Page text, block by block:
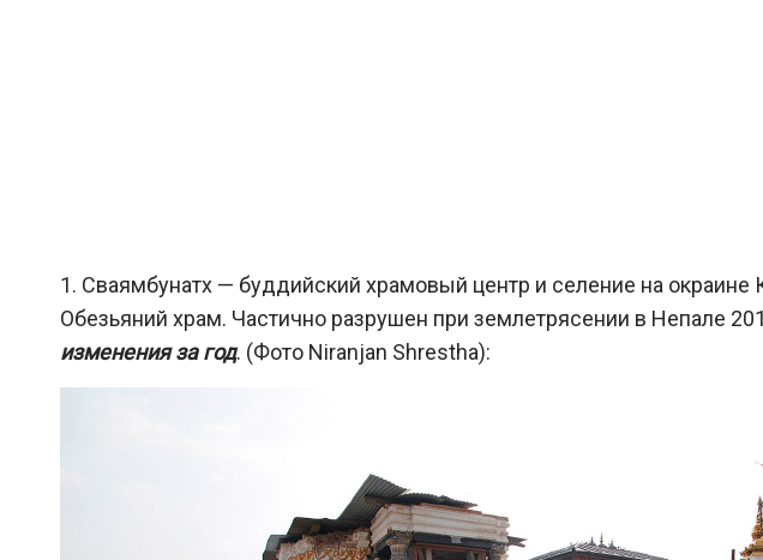
1. Сваямбунатх — буддийский храмовый центр и селение на
Обезьяний храм. Частично разрушен при землетрясении в Непале
изменения за год. (Фото Niranjan Shrestha):